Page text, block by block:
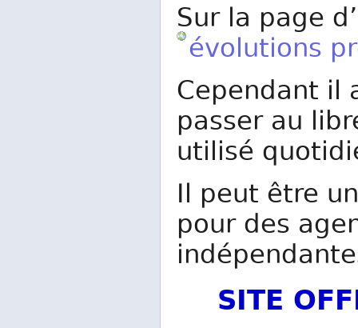
Sur la page
évolutions
Cependant il
passer au
utilisé
Il peut être
pour des
SITE